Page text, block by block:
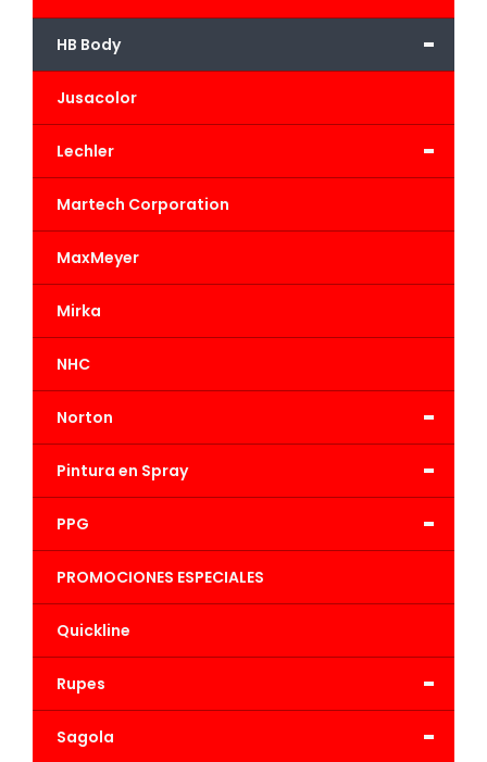
-
HB Body
Jusacolor
-
Lechler
Martech Corporation
MaxMeyer
Mirka
NHC
-
Norton
-
Pintura en Spray
-
PPG
PROMOCIONES ESPECIALES
Quickline
-
Rupes
-
Sagola